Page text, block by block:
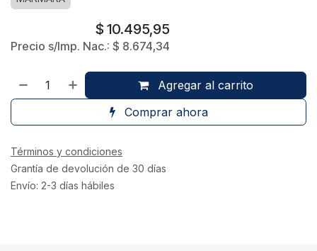
$ 10.495,95
Precio s/Imp. Nac.: $ 8.674,34
Agregar al carrito
Comprar ahora
Términos y condiciones
Grantía de devolución de 30 días
Envío: 2-3 días hábiles